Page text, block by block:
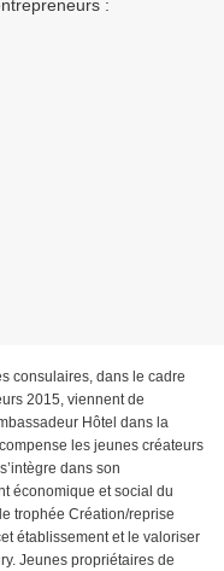
consulaires, dans le cadre
2015, viennent de
Hôtel dans la
les jeunes créateurs
dans son
économique et social du
trophée Création/reprise
établissement et le valoriser
Jeunes propriétaires de